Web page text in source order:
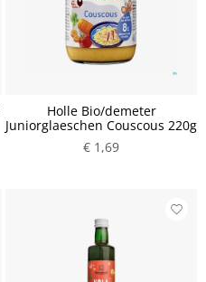
Holle Bio/demeter
Juniorglaeschen Couscous 220g
€ 1,69